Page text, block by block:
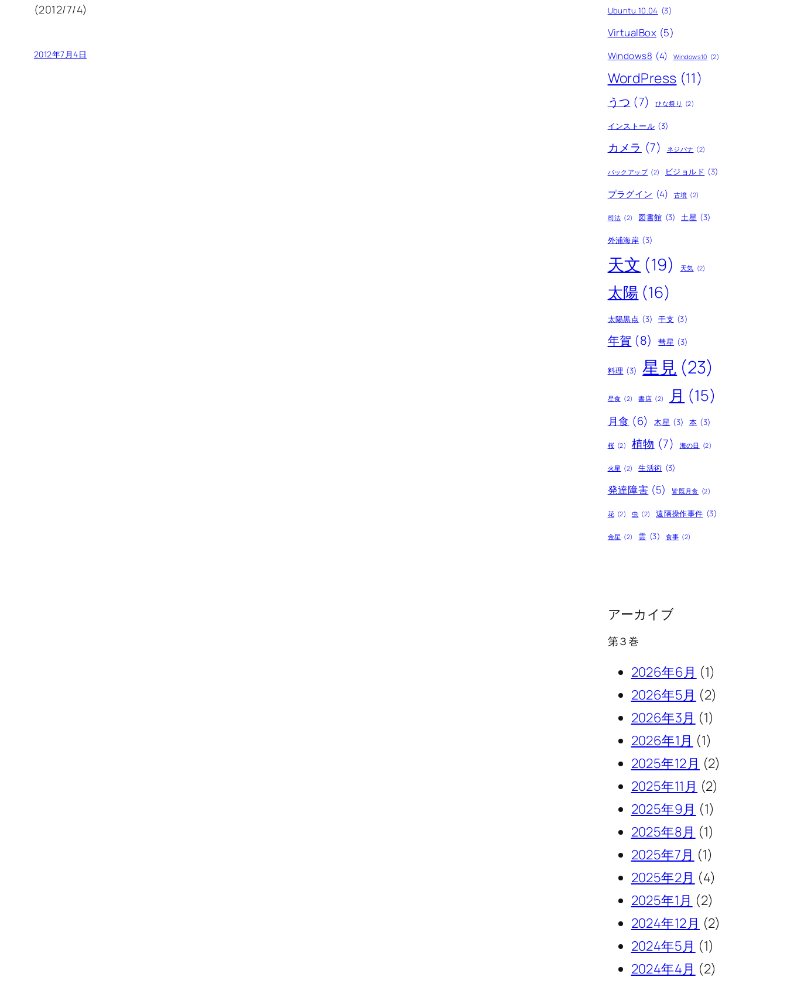
(2012/7/4)
2012年7月4日
Ubuntu 10.04 (3)
VirtualBox (5)
Windows8 (4) Windows10 (2)
WordPress (11)
うつ (7) ひな祭り (2)
インストール (3)
カメラ (7) ネジバナ (2)
バックアップ (2) ビジョルド (3)
プラグイン (4) 古墳 (2)
司法 (2) 図書館 (3) 土星 (3)
外浦海岸 (3)
天文 (19) 天気 (2)
太陽 (16)
太陽黒点 (3) 干支 (3)
年賀 (8) 彗星 (3)
料理 (3) 星見 (23)
星食 (2) 書店 (2) 月 (15)
月食 (6) 木星 (3) 本 (3)
桜 (2) 植物 (7) 海の日 (2)
火星 (2) 生活術 (3)
発達障害 (5) 皆既月食 (2)
花 (2) 虫 (2) 遠隔操作事件 (3)
金星 (2) 雲 (3) 食事 (2)
アーカイブ
第３巻
2026年6月 (1)
2026年5月 (2)
2026年3月 (1)
2026年1月 (1)
2025年12月 (2)
2025年11月 (2)
2025年9月 (1)
2025年8月 (1)
2025年7月 (1)
2025年2月 (4)
2025年1月 (2)
2024年12月 (2)
2024年5月 (1)
2024年4月 (2)